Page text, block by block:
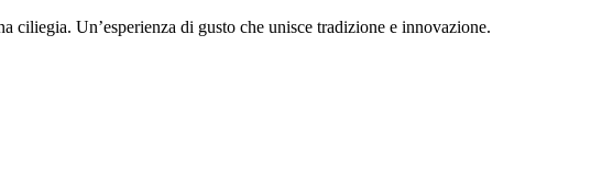
Un’esperienza di gusto che unisce tradizione e innovazione.